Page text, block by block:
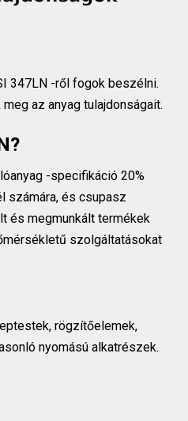
347LN -ről fogok beszélni.
az anyag tulajdonságait.
-specifikáció 20%
számára, és csupasz
és megmunkált termékek
szolgáltatásokat
rögzítőelemek,
nyomású alkatrészek.